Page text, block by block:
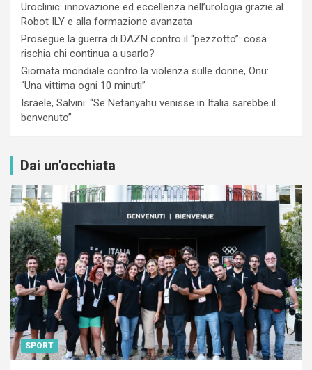
Uroclinic: innovazione ed eccellenza nell’urologia grazie al
Robot ILY e alla formazione avanzata
Prosegue la guerra di DAZN contro il “pezzotto”: cosa
rischia chi continua a usarlo?
Giornata mondiale contro la violenza sulle donne, Onu:
“Una vittima ogni 10 minuti”
Israele, Salvini: “Se Netanyahu venisse in Italia sarebbe il
benvenuto”
Dai un'occhiata
SPORT